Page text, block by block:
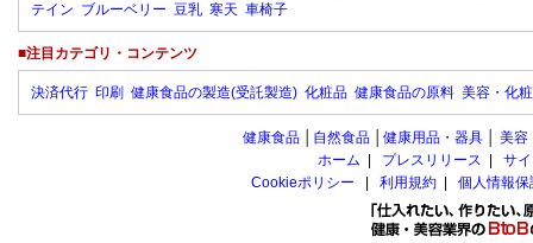
テイン ブルーベリー 豆乳 寒天 車椅子
■注目カテゴリ・コンテンツ
決済代行 印刷 健康食品の製造(受託製造) 化粧品 健康食品の原料 美容・化
健康食品 自然食品 健康用品・器具 美容
ホーム
プレスリリース
サ
Cookieポリシー
利用規約 個人情報